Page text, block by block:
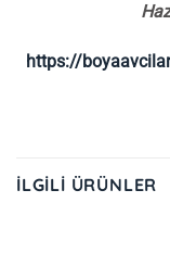
https://
İLGILI ÜRÜNLER